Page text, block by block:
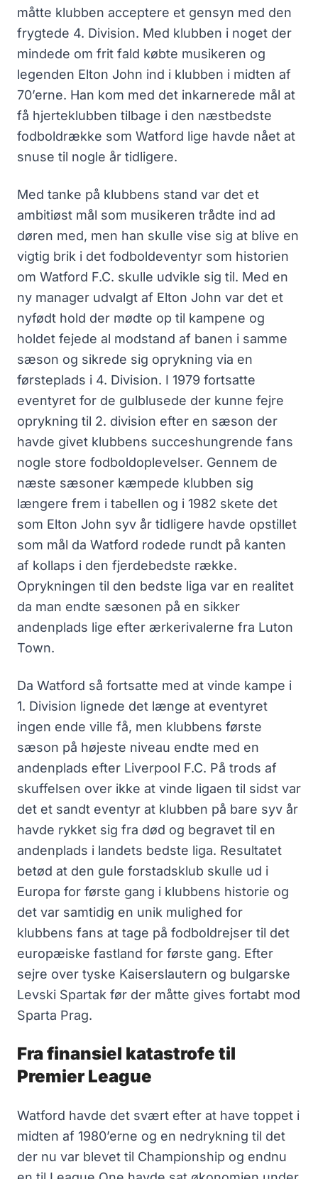
måtte klubben acceptere et gensyn med den
frygtede 4. Division. Med klubben i noget der
mindede om frit fald købte musikeren og
legenden Elton John ind i klubben i midten af
70’erne. Han kom med det inkarnerede mål at
få hjerteklubben tilbage i den næstbedste
fodboldrække som Watford lige havde nået at
snuse til nogle år tidligere.
Med tanke på klubbens stand var det et
ambitiøst mål som musikeren trådte ind ad
døren med, men han skulle vise sig at blive en
vigtig brik i det fodboldeventyr som historien
om Watford F.C. skulle udvikle sig til. Med en
ny manager udvalgt af Elton John var det et
nyfødt hold der mødte op til kampene og
holdet fejede al modstand af banen i samme
sæson og sikrede sig oprykning via en
førsteplads i 4. Division. I 1979 fortsatte
eventyret for de gulblusede der kunne fejre
oprykning til 2. division efter en sæson der
havde givet klubbens succeshungrende fans
nogle store fodboldoplevelser. Gennem de
næste sæsoner kæmpede klubben sig
længere frem i tabellen og i 1982 skete det
som Elton John syv år tidligere havde opstillet
som mål da Watford rodede rundt på kanten
af kollaps i den fjerdebedste række.
Oprykningen til den bedste liga var en realitet
da man endte sæsonen på en sikker
andenplads lige efter ærkerivalerne fra Luton
Town.
Da Watford så fortsatte med at vinde kampe i
1. Division lignede det længe at eventyret
ingen ende ville få, men klubbens første
sæson på højeste niveau endte med en
andenplads efter Liverpool F.C. På trods af
skuffelsen over ikke at vinde ligaen til sidst var
det et sandt eventyr at klubben på bare syv år
havde rykket sig fra død og begravet til en
andenplads i landets bedste liga. Resultatet
betød at den gule forstadsklub skulle ud i
Europa for første gang i klubbens historie og
det var samtidig en unik mulighed for
klubbens fans at tage på fodboldrejser til det
europæiske fastland for første gang. Efter
sejre over tyske Kaiserslautern og bulgarske
Levski Spartak før der måtte gives fortabt mod
Sparta Prag.
Fra finansiel katastrofe til
Premier League
Watford havde det svært efter at have toppet i
midten af 1980’erne og en nedrykning til det
der nu var blevet til Championship og endnu